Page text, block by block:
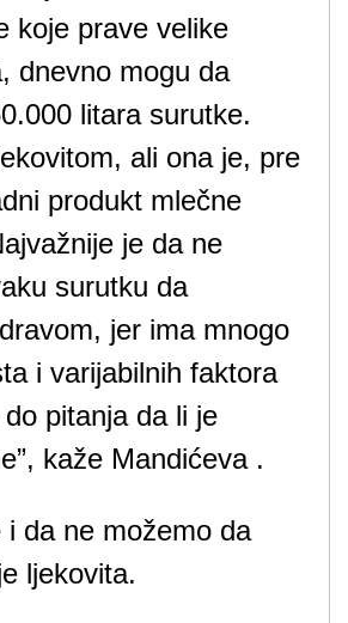
koje prave velike
dnevno mogu da
litara surutke.
ali ona je, pre
produkt mlečne
je da ne
surutku da
jer ima mnogo
i varijabilnih faktora
pitanja da li je
kaže Mandićeva .
i da ne možemo da
ljekovita.